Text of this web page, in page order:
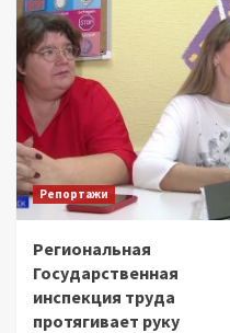
Репортажи
Региональная
Государственная
инспекция труда
протягивает руку